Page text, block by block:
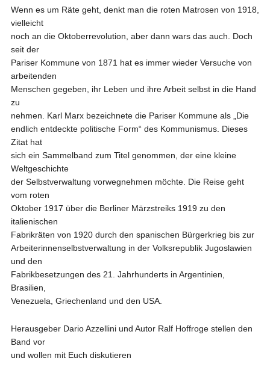
Wenn es um Räte geht, denkt man die roten Matrosen von 1918,
vielleicht
noch an die Oktoberrevolution, aber dann wars das auch. Doch
seit der
Pariser Kommune von 1871 hat es immer wieder Versuche von
arbeitenden
Menschen gegeben, ihr Leben und ihre Arbeit selbst in die Hand
zu
nehmen. Karl Marx bezeichnete die Pariser Kommune als „Die
endlich entdeckte politische Form“ des Kommunismus. Dieses
Zitat hat
sich ein Sammelband zum Titel genommen, der eine kleine
Weltgeschichte
der Selbstverwaltung vorwegnehmen möchte. Die Reise geht
vom roten
Oktober 1917 über die Berliner Märzstreiks 1919 zu den
italienischen
Fabrikräten von 1920 durch den spanischen Bürgerkrieg bis zur
Arbeiterinnenselbstverwaltung in der Volksrepublik Jugoslawien
und den
Fabrikbesetzungen des 21. Jahrhunderts in Argentinien,
Brasilien,
Venezuela, Griechenland und den USA.
Herausgeber Dario Azzellini und Autor Ralf Hoffroge stellen den
Band vor
und wollen mit Euch diskutieren